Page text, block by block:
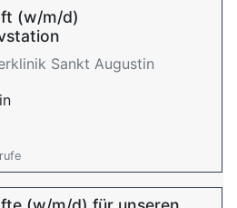
(w/m/d)
Sankt Augustin